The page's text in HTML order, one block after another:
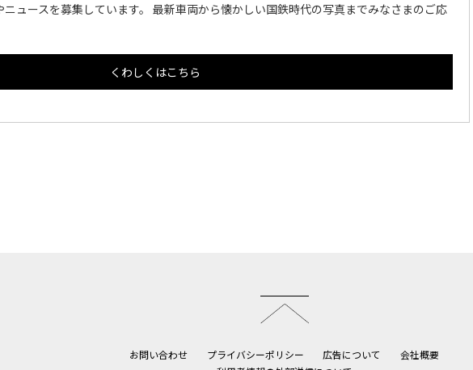
ュースを募集しています。 最新車両から懐かしい国鉄時代の写真までみなさまのご応
くわしくはこちら
お問い合わせ プライバシーポリシー 広告について
会社概要